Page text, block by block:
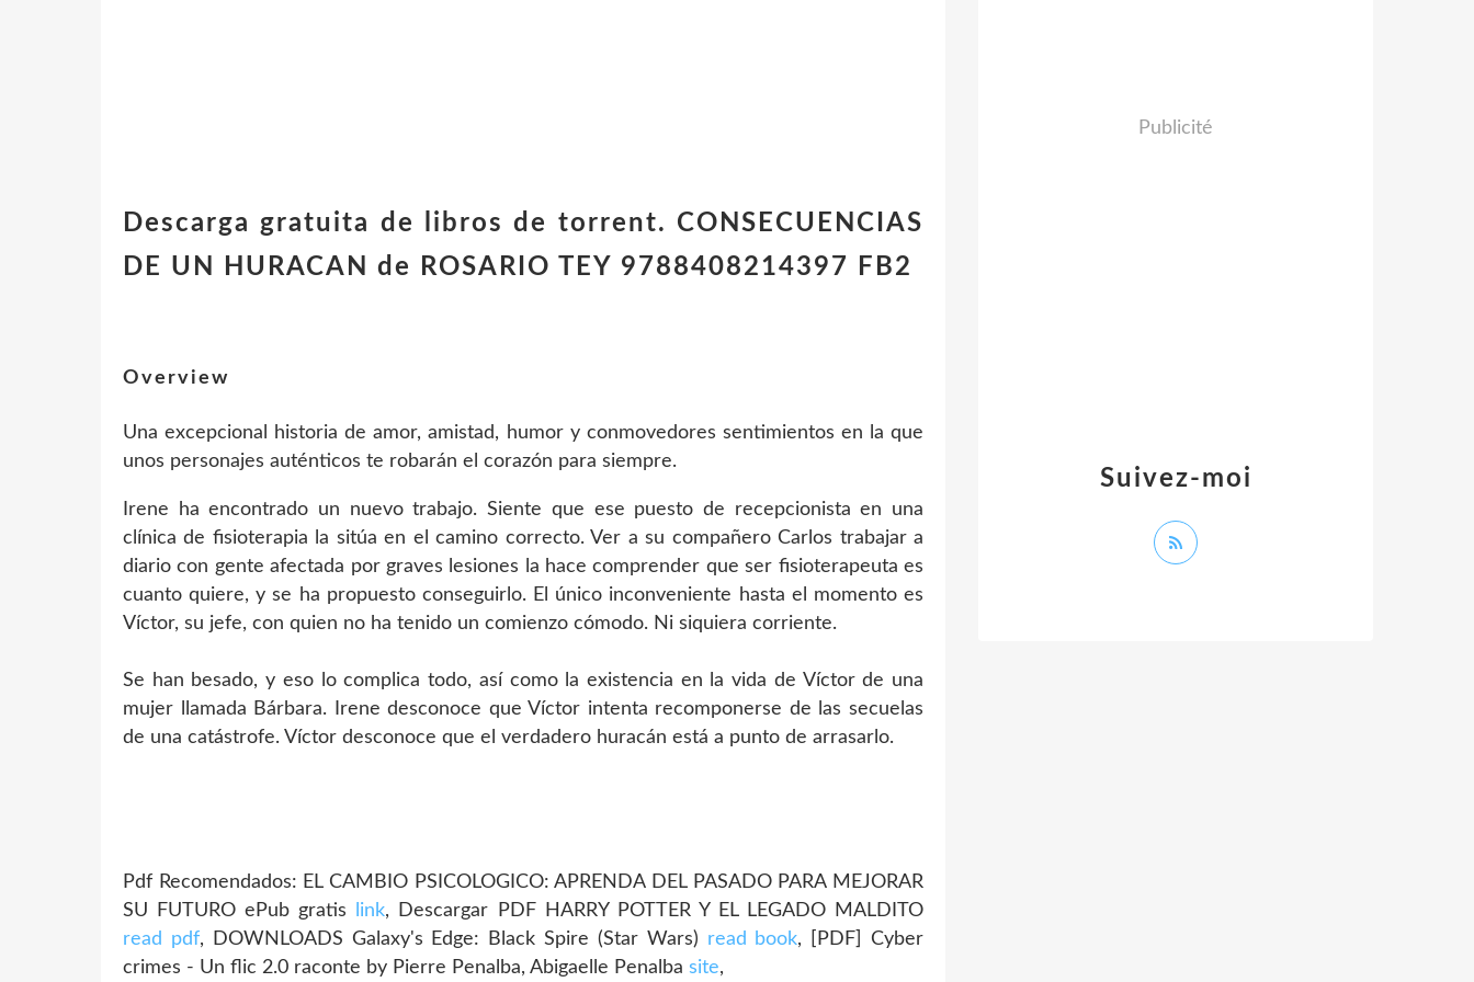
Descarga gratuita de libros de torrent. CONSECUENCIAS
DE UN HURACAN de ROSARIO TEY 9788408214397 FB2
Overview
Una excepcional historia de amor, amistad, humor y conmovedores sentimientos en la que
unos personajes auténticos te robarán el corazón para siempre.
Irene ha encontrado un nuevo trabajo. Siente que ese puesto de recepcionista en una
clínica de fisioterapia la sitúa en el camino correcto. Ver a su compañero Carlos trabajar a
diario con gente afectada por graves lesiones la hace comprender que ser fisioterapeuta es
cuanto quiere, y se ha propuesto conseguirlo. El único inconveniente hasta el momento es
Víctor, su jefe, con quien no ha tenido un comienzo cómodo. Ni siquiera corriente.
Se han besado, y eso lo complica todo, así como la existencia en la vida de Víctor de una
mujer llamada Bárbara. Irene desconoce que Víctor intenta recomponerse de las secuelas
de una catástrofe. Víctor desconoce que el verdadero huracán está a punto de arrasarlo.
Pdf Recomendados: EL CAMBIO PSICOLOGICO: APRENDA DEL PASADO PARA MEJORAR
SU FUTURO ePub gratis
link, Descargar PDF HARRY POTTER Y EL LEGADO MALDITO
read pdf, DOWNLOADS Galaxy's Edge: Black Spire (Star Wars) read book, [PDF] Cyber
crimes - Un flic 2.0 raconte by Pierre Penalba, Abigaelle Penalba site,
Suivez-moi
Publicité